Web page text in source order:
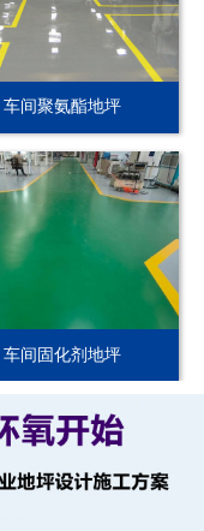
车间聚氨酯地坪
车间固化剂地坪